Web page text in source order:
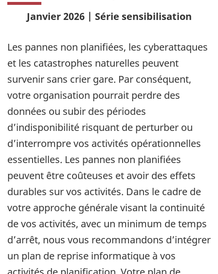
Janvier 2026 | Série sensibilisation
Les pannes non planifiées, les cyberattaques
et les catastrophes naturelles peuvent
survenir sans crier gare. Par conséquent,
votre organisation pourrait perdre des
données ou subir des périodes
d’indisponibilité risquant de perturber ou
d’interrompre vos activités opérationnelles
essentielles. Les pannes non planifiées
peuvent être coûteuses et avoir des effets
durables sur vos activités. Dans le cadre de
votre approche générale visant la continuité
de vos activités, avec un minimum de temps
d’arrêt, nous vous recommandons d’intégrer
un plan de reprise informatique à vos